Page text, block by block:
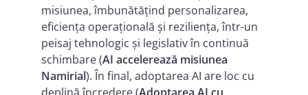
misiunea, îmbunătățind personalizarea,
eficiența operațională și reziliența, într-un
peisaj tehnologic și legislativ în continuă
schimbare (AI accelerează misiunea
Namirial). În final, adoptarea AI are loc cu